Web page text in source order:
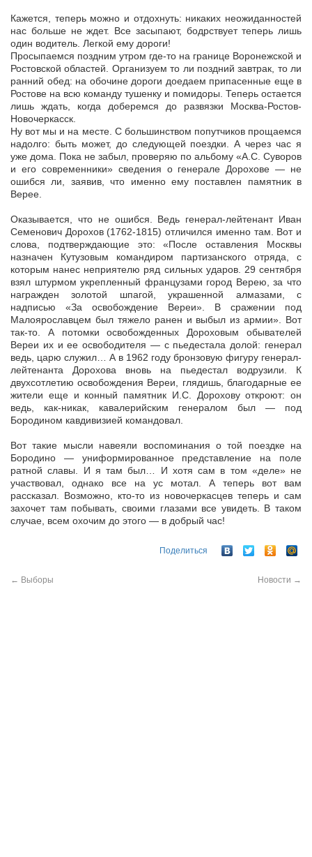
Кажется, теперь можно и отдохнуть: никаких неожиданностей
нас больше не ждет. Все засыпают, бодрствует теперь лишь
один водитель. Легкой ему дороги!
Просыпаемся поздним утром где-то на границе Воронежской и
Ростовской областей. Организуем то ли поздний завтрак, то ли
ранний обед: на обочине дороги доедаем припасенные еще в
Ростове на всю команду тушенку и помидоры. Теперь остается
лишь ждать, когда доберемся до развязки Москва-Ростов-
Новочеркасск.
Ну вот мы и на месте. С большинством попутчиков прощаемся
надолго: быть может, до следующей поездки. А через час я
уже дома. Пока не забыл, проверяю по альбому «А.С. Суворов
и его современники» сведения о генерале Дорохове — не
ошибся ли, заявив, что именно ему поставлен памятник в
Верее.
Оказывается, что не ошибся. Ведь генерал-лейтенант Иван
Семенович Дорохов (1762-1815) отличился именно там. Вот и
слова, подтверждающие это: «После оставления Москвы
назначен Кутузовым командиром партизанского отряда, с
которым нанес неприятелю ряд сильных ударов. 29 сентября
взял штурмом укрепленный французами город Верею, за что
награжден золотой шпагой, украшенной алмазами, с
надписью «За освобождение Вереи». В сражении под
Малоярославцем был тяжело ранен и выбыл из армии». Вот
так-то. А потомки освобожденных Дороховым обывателей
Вереи их и ее освободителя — с пьедестала долой: генерал
ведь, царю служил… А в 1962 году бронзовую фигуру генерал-
лейтенанта Дорохова вновь на пьедестал водрузили. К
двухсотлетию освобождения Вереи, глядишь, благодарные ее
жители еще и конный памятник И.С. Дорохову откроют: он
ведь, как-никак, кавалерийским генералом был — под
Бородином кавдивизией командовал.
Вот такие мысли навеяли воспоминания о той поездке на
Бородино — униформированное представление на поле
ратной славы. И я там был… И хотя сам в том «деле» не
участвовал, однако все на ус мотал. А теперь вот вам
рассказал. Возможно, кто-то из новочеркасцев теперь и сам
захочет там побывать, своими глазами все увидеть. В таком
случае, всем охочим до этого — в добрый час!
Поделиться
← Выборы Новости →